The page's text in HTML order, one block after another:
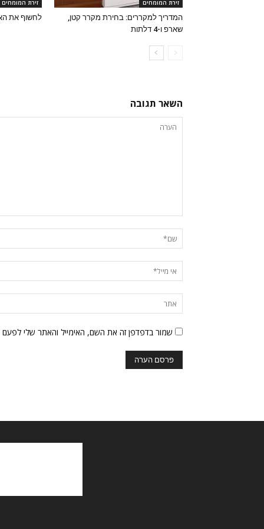
זירת המומחים
המדריך למקררים: בחירת מקרר קטן,
שארפ ו-4 דלתות
זירת המומחים
לחשוף את
השאר תגובה
שמור בדפדפן זה את השם, האימייל והאתר שלי